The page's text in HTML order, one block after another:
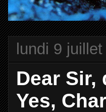
lundi 9
Dear Sir,
Yes,